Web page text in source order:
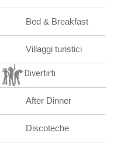
Bed & Breakfast
Villaggi turistici
Divertirti
After Dinner
Discoteche